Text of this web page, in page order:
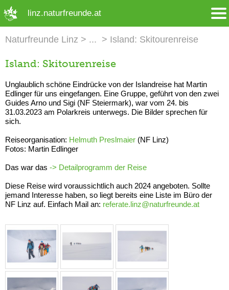
linz.naturfreunde.at
Naturfreunde Linz Island: Skitourenreise
Island: Skitourenreise
Unglaublich schöne Eindrücke von der Islandreise hat Martin
Edlinger für uns eingefangen. Eine Gruppe, geführt von den zwei
Guides Arno und Sigi (NF Steiermark), war vom 24. bis
31.03.2023 am Polarkreis unterwegs. Die Bilder sprechen für
sich.
Reiseorganisation: Helmuth Preslmaier (NF Linz)
Fotos: Martin Edlinger
Das war das -> Detailprogramm der Reise
Diese Reise wird voraussichtlich auch 2024 angeboten. Sollte
jemand Interesse haben, so liegt bereits eine Liste im Büro der
NF Linz auf. Einfach Mail an: referate.linz@naturfreunde.at